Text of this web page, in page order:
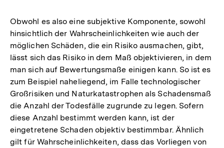
Obwohl es also eine subjektive Komponente, sowohl
hinsichtlich der Wahrscheinlichkeiten wie auch der
möglichen Schäden, die ein Risiko ausmachen, gibt,
lässt sich das Risiko in dem Maß objektivieren, in dem
man sich auf Bewertungsmaße einigen kann. So ist es
zum Beispiel naheliegend, im Falle technologischer
Großrisiken und Naturkatastrophen als Schadensmaß
die Anzahl der Todesfälle zugrunde zu legen. Sofern
diese Anzahl bestimmt werden kann, ist der
eingetretene Schaden objektiv bestimmbar. Ähnlich
gilt für Wahrscheinlichkeiten, dass das Vorliegen von